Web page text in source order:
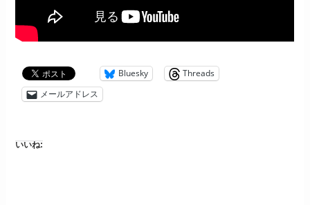
Bluesky
Threads
メールアドレス
いいね: